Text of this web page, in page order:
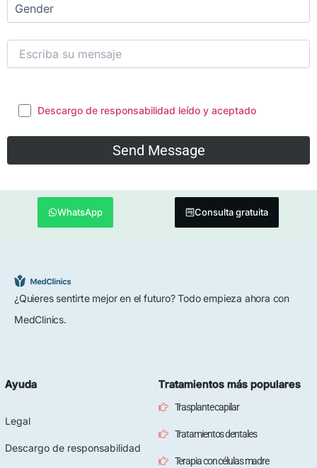
Descargo de responsabilidad leído y aceptado
WhatsApp Consulta gratuita
¿Quieres sentirte mejor en el futuro? Todo empieza ahora con
MedClinics.
Ayuda
Legal
Descargo de responsabilidad
Tratamientos más populares
Trasplante capilar
Tratamientos dentales
Terapia con células madre